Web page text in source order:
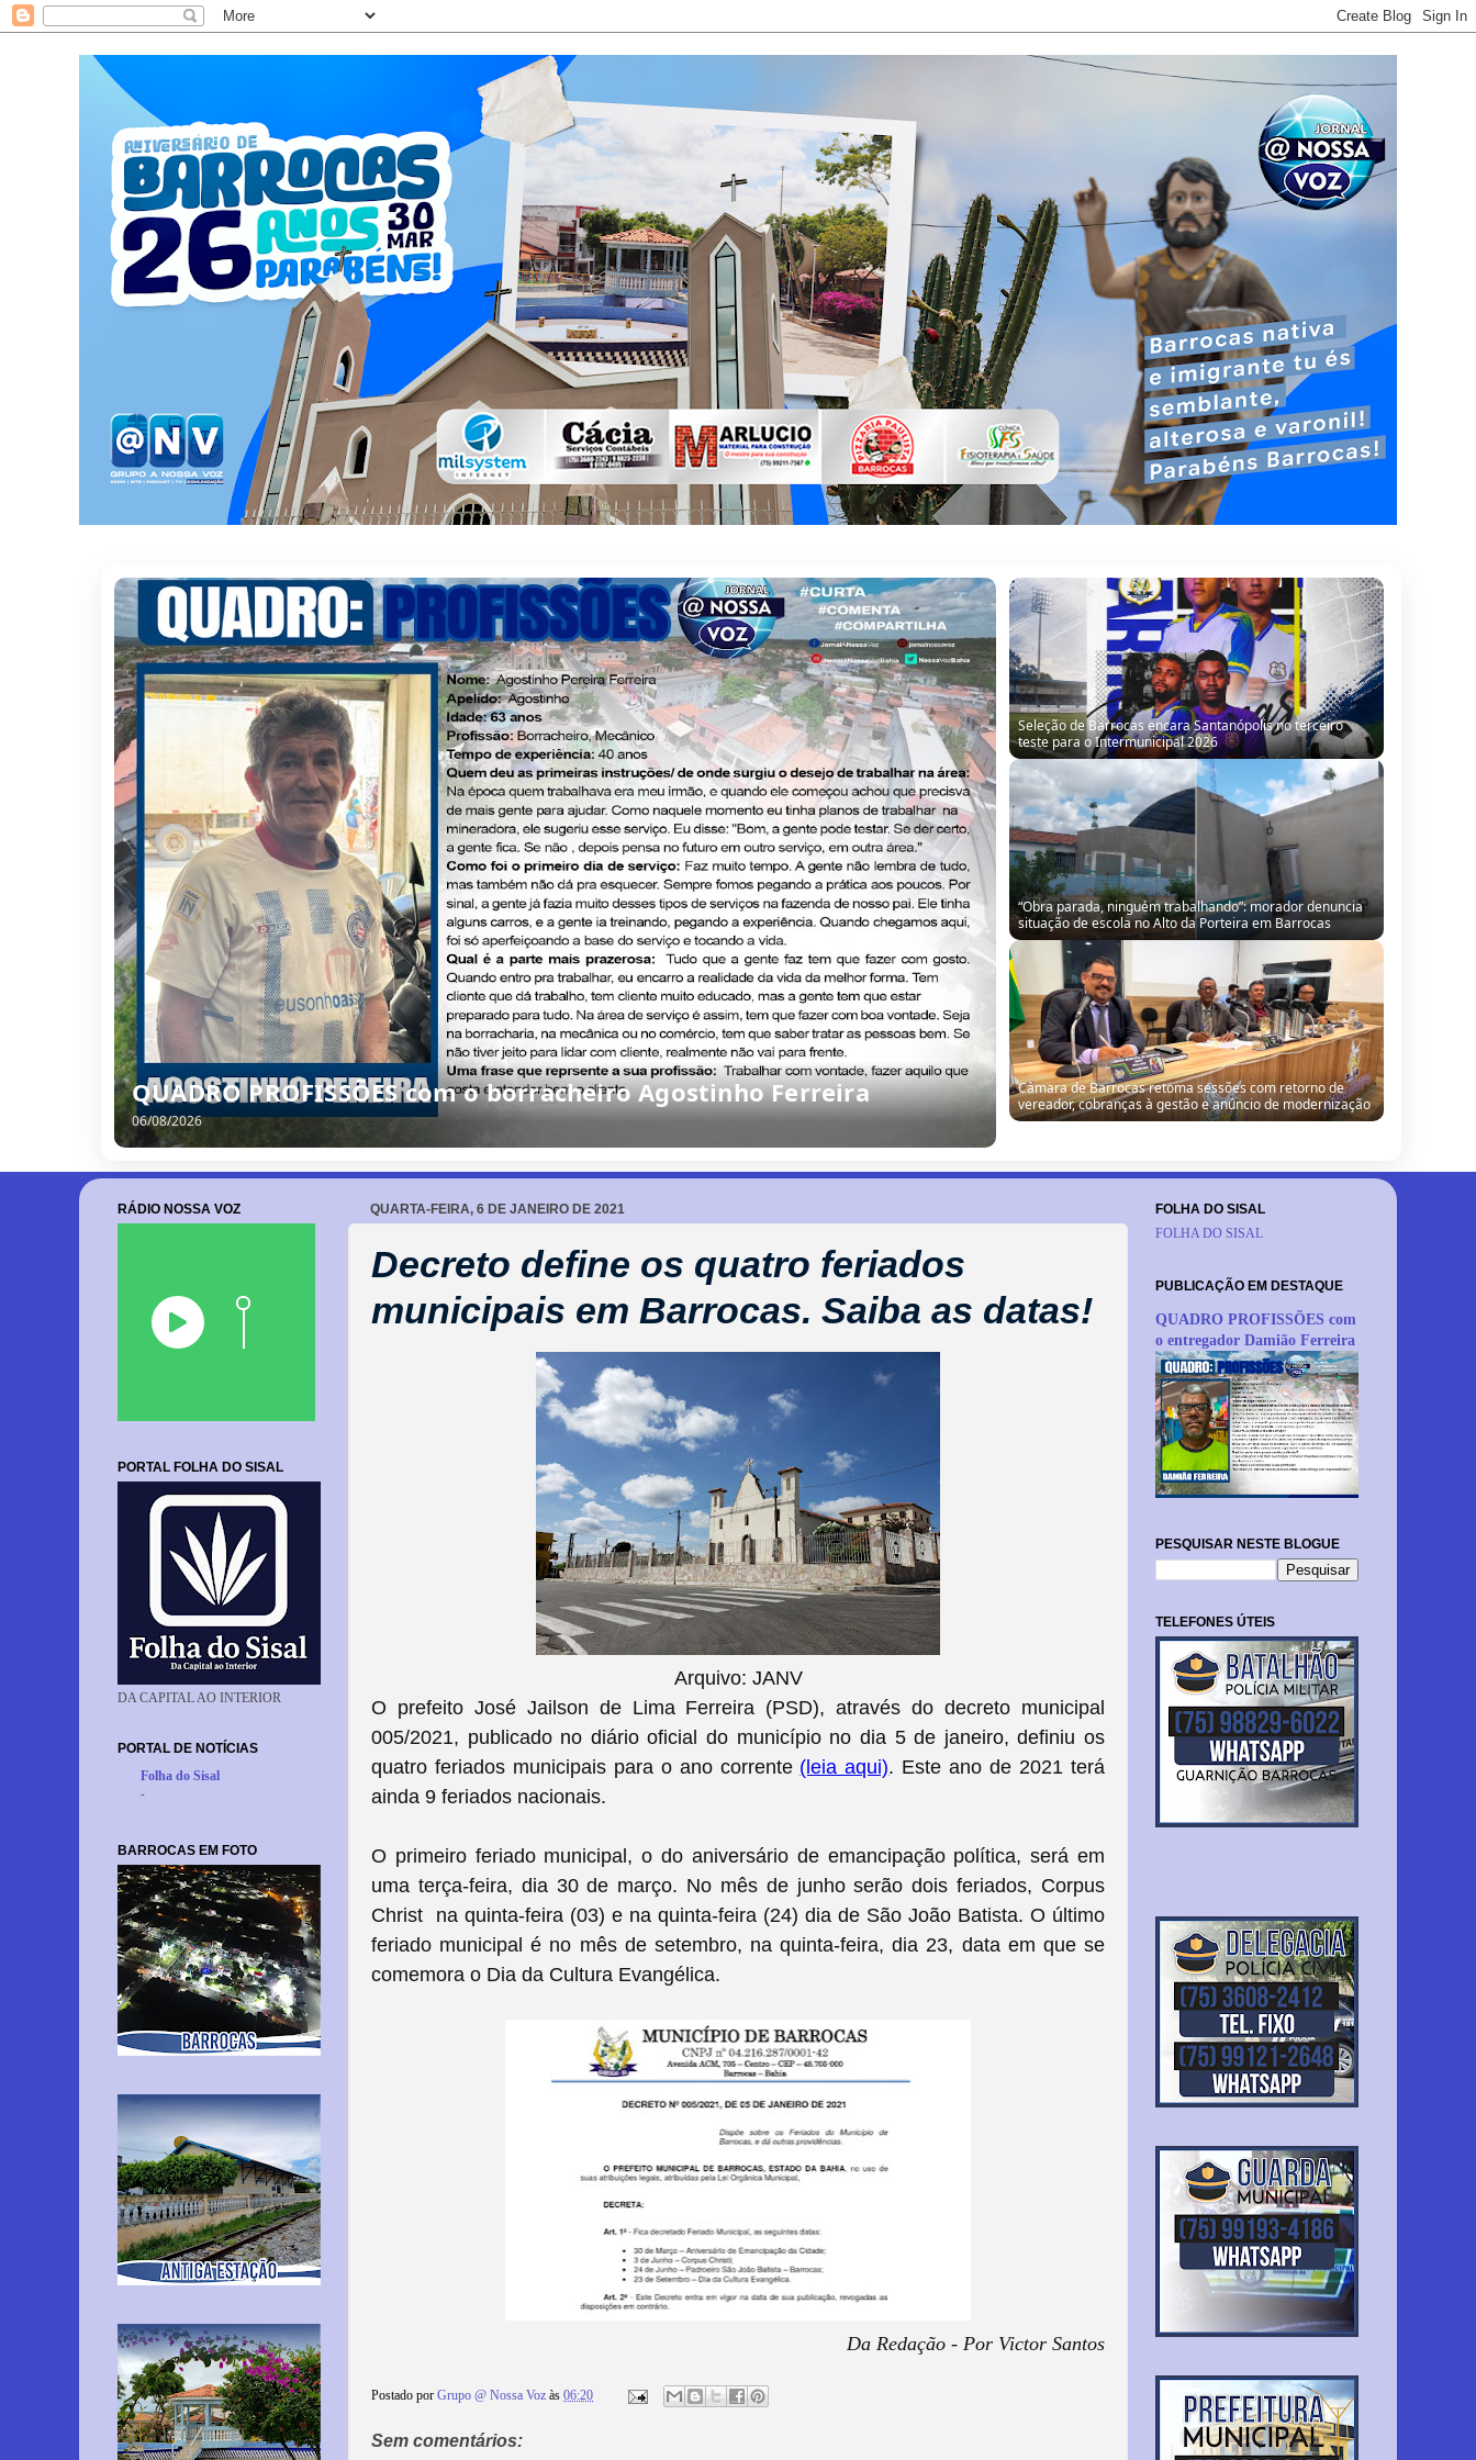
QUADRO PROFISSÕES com o borracheiro Agostinho Ferreira
06/08/2026
Seleção de Barrocas encara Santanópolis no terceiro
teste para o Intermunicipal 2026
“Obra parada, ninguém trabalhando”: morador denuncia
situação de escola no Alto da Porteira em Barrocas
Câmara de Barrocas retoma sessões com retorno de
vereador, cobranças à gestão e anúncio de modernização
QUARTA-FEIRA, 6 DE JANEIRO DE 2021
Decreto define os quatro feriados
municipais em Barrocas. Saiba as datas!
Arquivo: JANV
O prefeito José Jailson de Lima Ferreira (PSD), através do decreto municipal
005/2021, publicado no diário oficial do município no dia 5 de janeiro, definiu os
quatro feriados municipais para o ano corrente (leia aqui). Este ano de 2021 terá
ainda 9 feriados nacionais.
O primeiro feriado municipal, o do aniversário de emancipação política, será em
uma terça-feira, dia 30 de março. No mês de junho serão dois feriados, Corpus
Christ
na quinta-feira (03) e na quinta-feira (24) dia de São João Batista. O último
feriado municipal é no mês de setembro, na quinta-feira, dia 23, data em que se
comemora o Dia da Cultura Evangélica.
Da Redação - Por Victor Santos
Postado por Grupo @ Nossa Voz às 06:20
Sem comentários:
RÁDIO NOSSA VOZ
PORTAL FOLHA DO SISAL
DA CAPITAL AO INTERIOR
PORTAL DE NOTÍCIAS
Folha do Sisal
-
BARROCAS EM FOTO
FOLHA DO SISAL
FOLHA DO SISAL
PUBLICAÇÃO EM DESTAQUE
QUADRO PROFISSÕES com
o entregador Damião Ferreira
PESQUISAR NESTE BLOGUE
TELEFONES ÚTEIS